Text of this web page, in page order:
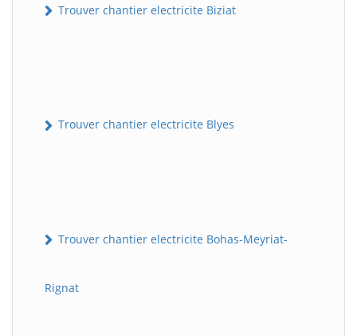
Trouver chantier electricite Biziat
Trouver chantier electricite Blyes
Trouver chantier electricite Bohas-Meyriat-
Rignat